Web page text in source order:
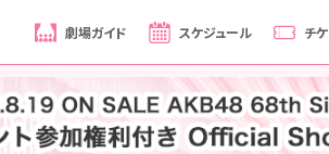
劇場ガイド スケジュール チ